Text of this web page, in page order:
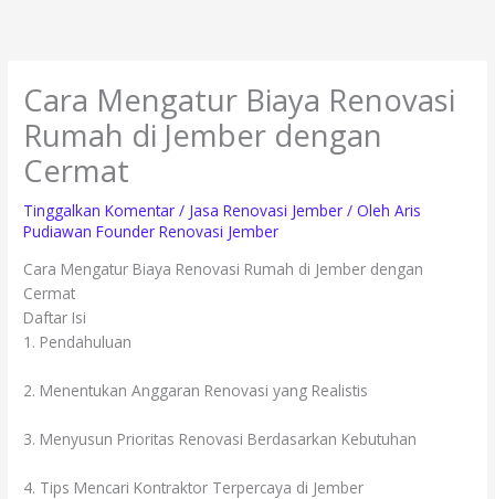
Cara Mengatur Biaya Renovasi
Rumah di Jember dengan
Cermat
Tinggalkan Komentar / Jasa Renovasi Jember / OlehAris
Pudiawan Founder Renovasi Jember
Cara Mengatur Biaya Renovasi Rumah di Jember dengan
Cermat
Daftar Isi
1. Pendahuluan
2. Menentukan Anggaran Renovasi yang Realistis
3. Menyusun Prioritas Renovasi Berdasarkan Kebutuhan
4. Tips Mencari Kontraktor Terpercaya di Jember